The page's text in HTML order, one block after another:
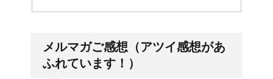
メルマガご感想（アツイ感想があ
ふれています！）